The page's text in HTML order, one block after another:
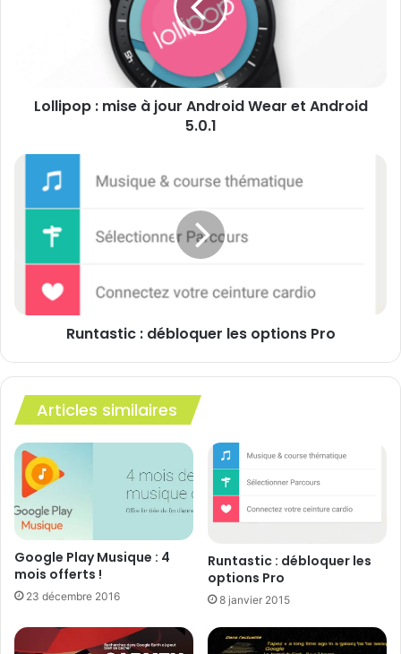
5.0.1Lollipop : mise à jour Android Wear et Android
5.0.1
options
Runtastic : débloquer les options Pro
Articles similaires
Google Play Musique : 4
mois offerts !
23 décembre 2016
Runtastic : débloquer les
options Pro
8 janvier 2015